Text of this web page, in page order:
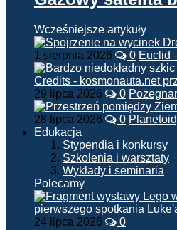
Wcześniejsze artykuły
1 sierpnia 2026 0 Euclid
29 lipca 2026 0
28 lipca 2026 0
Edukacja
Stypendia i konkursy
Szkolenia i warsztaty
Wykłady i seminaria
Polecamy
24 lipca 2026 0